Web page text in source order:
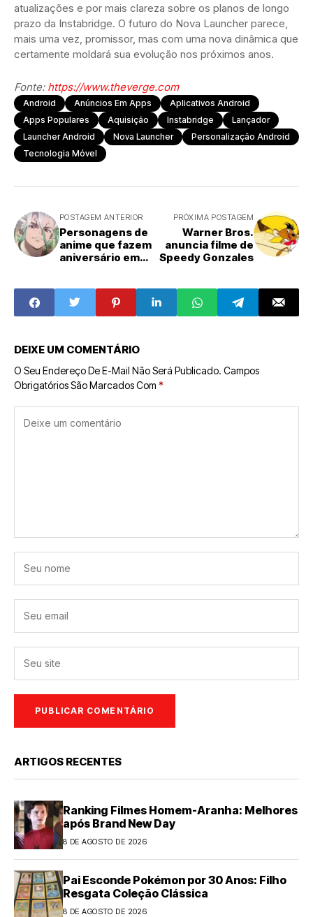
atualizações e por mais clareza sobre os planos de longo
prazo da Instabridge. O futuro do Nova Launcher parece,
mais uma vez, promissor, mas com uma nova dinâmica que
certamente moldará sua evolução nos próximos anos.
Fonte: https://www.theverge.com
Android Anúncios Em Apps
Aplicativos Android
Apps Populares
Aquisição Instabridge
Lançador
Launcher Android
Nova Launcher
Personalização Android
Tecnologia Móvel
POSTAGEM ANTERIOR
Personagens de
anime que fazem
aniversário em
PRÓXIMA POSTAGEM
Warner Bros.
anuncia filme de
Speedy Gonzales
DEIXE UM COMENTÁRIO
O Seu Endereço De E-Mail Não Será Publicado. Campos
Obrigatórios São Marcados Com *
ARTIGOS RECENTES
Ranking Filmes Homem-Aranha: Melhores
após Brand New Day
8 DE AGOSTO DE 2026
Pai Esconde Pokémon por 30 Anos: Filho
Resgata Coleção Clássica
8 DE AGOSTO DE 2026